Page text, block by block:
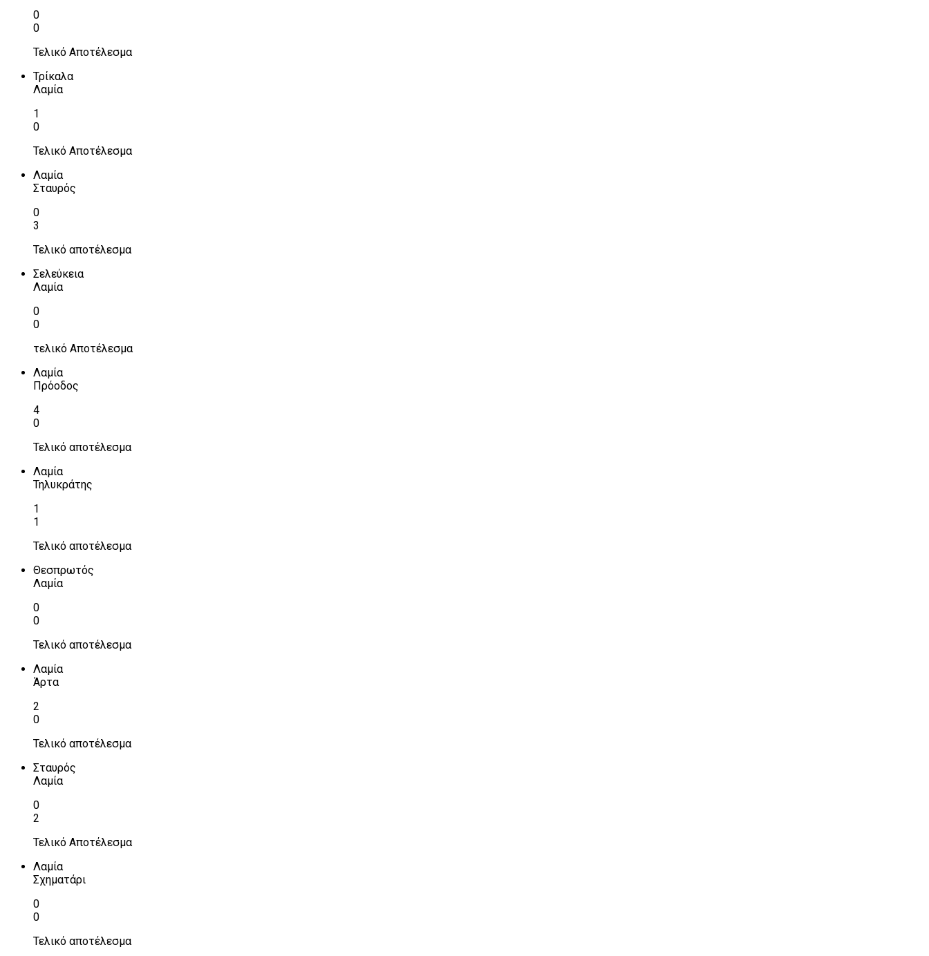
0
0
Τελικό Αποτέλεσμα
Τρίκαλα
Λαμία
1
0
Τελικό Αποτέλεσμα
Λαμία
Σταυρός
0
3
Τελικό αποτέλεσμα
Σελεύκεια
Λαμία
0
0
τελικό Αποτέλεσμα
Λαμία
Πρόοδος
4
0
Τελικό αποτέλεσμα
Λαμία
Τηλυκράτης
1
1
Τελικό αποτέλεσμα
Θεσπρωτός
Λαμία
0
0
Τελικό αποτέλεσμα
Λαμία
Άρτα
2
0
Τελικό αποτέλεσμα
Σταυρός
Λαμία
0
2
Τελικό Αποτέλεσμα
Λαμία
Σχηματάρι
0
0
Τελικό αποτέλεσμα